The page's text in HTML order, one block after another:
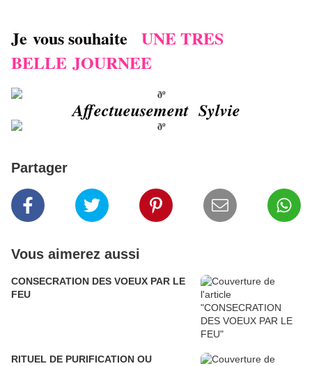
Je vous souhaite UNE TRES
BELLE JOURNEE
Affectueusement Sylvie
Partager
Vous aimerez aussi
CONSECRATION DES VOEUX PAR LE
FEU
RITUEL DE PURIFICATION OU